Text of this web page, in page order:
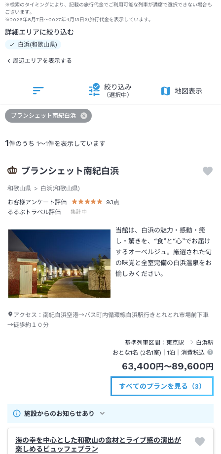
※検索のタイミングにより、記載の旅行代金でご利用可能な列車が満席で選択できない場合も
ございます。
※2026年8月7日～2027年4月13日の旅行代金を表示しています。
詳細エリアに絞り込む
白浜(和歌山県)
周辺エリアを表示する
1件のうち 1～1件を表示しています
絞り込み
（選択中）
地図表示
ブランシェット南紀白浜
ブランシェット南紀白浜
和歌山県
白浜(和歌山県)
お客様アンケート評価
93 点
るるぶトラベル評価
集計中
当館は、白浜の魅力・感動・癒
し・驚きを、“食”と“心”でお届け
するオーベルジュ。厳選された旬
の味覚と全室完備の白浜温泉をお
愉しみください。
アクセス： 南紀白浜空港→バス町内循環線白浜駅行きとれとれ市場前下車
→徒歩約１０分
基準列車区間 東京駅 白浜駅
おとな1名 (2名1室)｜1泊 ｜消費税込
63,400 円 〜89,600 円
すべてのプランを見る（3）
施設からのお知らせあり
海の幸を中心とした和歌山の食材とライブ感の演出が
楽しめるビュッフェプラン